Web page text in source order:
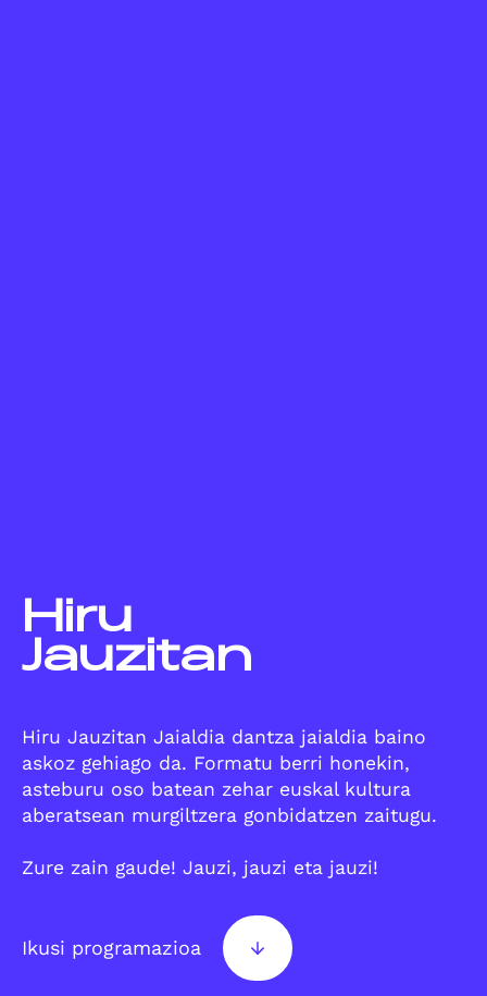
Hiru
Jauzitan
Hiru Jauzitan Jaialdia dantza jaialdia baino
askoz gehiago da. Formatu berri honekin,
asteburu oso batean zehar euskal kultura
aberatsean murgiltzera gonbidatzen zaitugu.
Zure zain gaude! Jauzi, jauzi eta jauzi!
Ikusi programazioa